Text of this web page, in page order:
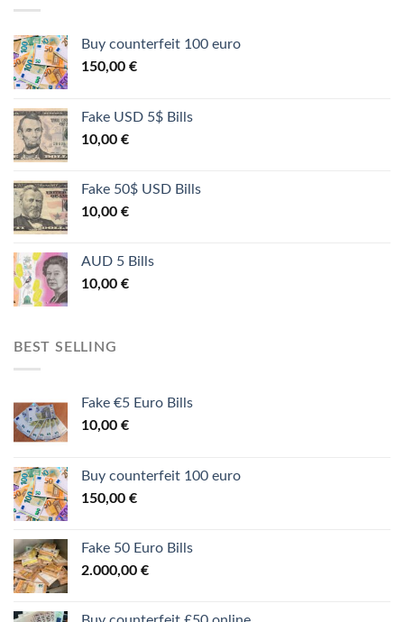
Buy counterfeit 100 euro
150,00 €
Fake USD 5$ Bills
10,00 €
Fake 50$ USD Bills
10,00 €
AUD 5 Bills
10,00 €
BEST SELLING
Fake €5 Euro Bills
10,00 €
Buy counterfeit 100 euro
150,00 €
Fake 50 Euro Bills
2.000,00 €